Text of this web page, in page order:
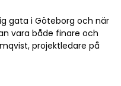
gata i Göteborg och när
vara både finare och
projektledare på